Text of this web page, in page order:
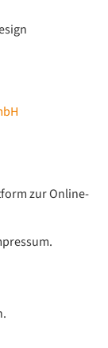
zur Online-